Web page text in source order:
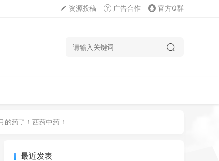
资源投稿 广告合作 官方Q群
药了！西药中药！
最近发表